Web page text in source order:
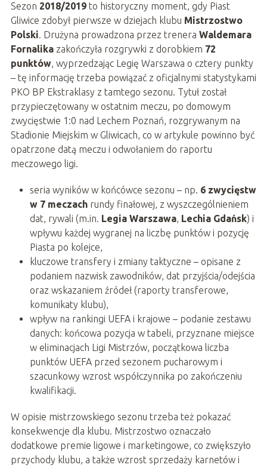
Sezon 2018/2019to historyczny moment, gdy Piast
Gliwice zdobył pierwsze w dziejach klubu Mistrzostwo
Polski. Drużyna prowadzona przez trenera Waldemara
Fornalikazakończyła rozgrywki z dorobkiem 72
punktów, wyprzedzając Legię Warszawa o cztery punkty
– tę informację trzeba powiązać z oficjalnymi statystykami
PKO BP Ekstraklasy z tamtego sezonu. Tytuł został
przypieczętowany w ostatnim meczu, po domowym
zwycięstwie 1:0 nad Lechem Poznań, rozgrywanym na
Stadionie Miejskim w Gliwicach, co w artykule powinno być
opatrzone datą meczu i odwołaniem do raportu
meczowego ligi.
seria wyników w końcówce sezonu – np. 6 zwycięstw
w 7 meczachrundy finałowej, z wyszczególnieniem
dat, rywali (m.in. Legia Warszawa, Lechia Gdańsk) i
wpływu każdej wygranej na liczbę punktów i pozycję
Piasta po kolejce,
kluczowe transfery i zmiany taktyczne – opisane z
podaniem nazwisk zawodników, dat przyjścia/odejścia
oraz wskazaniem źródeł (raporty transferowe,
komunikaty klubu),
wpływ na rankingi UEFA i krajowe – podanie zestawu
danych: końcowa pozycja w tabeli, przyznane miejsce
w eliminacjach Ligi Mistrzów, początkowa liczba
punktów UEFA przed sezonem pucharowym i
szacunkowy wzrost współczynnika po zakończeniu
kwalifikacji.
W opisie mistrzowskiego sezonu trzeba też pokazać
konsekwencje dla klubu. Mistrzostwo oznaczało
dodatkowe premie ligowe i marketingowe, co zwiększyło
przychody klubu, a także wzrost sprzedaży karnetów i